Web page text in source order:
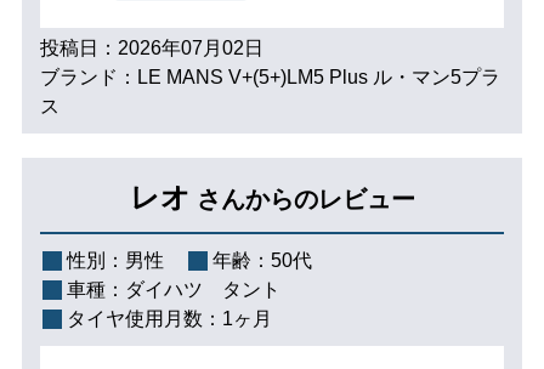
投稿日：2026年07月02日
ブランド：LE MANS V+(5+)LM5 Plus ル・マン5プラ
ス
レオ さんからのレビュー
性別： 男性 年齢： 50代
車種： ダイハツ タント
タイヤ使用月数： 1ヶ月